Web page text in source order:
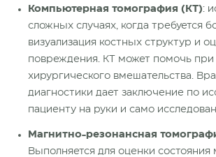
Компьютерная томография (КТ):
сложных случаях, когда требуется
визуализация костных структур и
повреждения. КТ может помочь при
хирургического вмешательства.
диагностики дает заключение по
пациенту на руки и само
Магнитно-резонансная
Выполняется для оценки состояния